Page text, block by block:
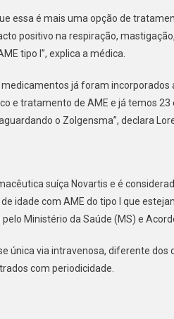
essa é mais uma opção de
positivo na respiração,
tipo I”, explica a médica.
já foram incorporados
e tratamento de AME e já temos
o Zolgensma”, declara
suíça Novartis e é
idade com AME do tipo I que
Ministério da Saúde (MS) e
única via intravenosa, diferente
com periodicidade.